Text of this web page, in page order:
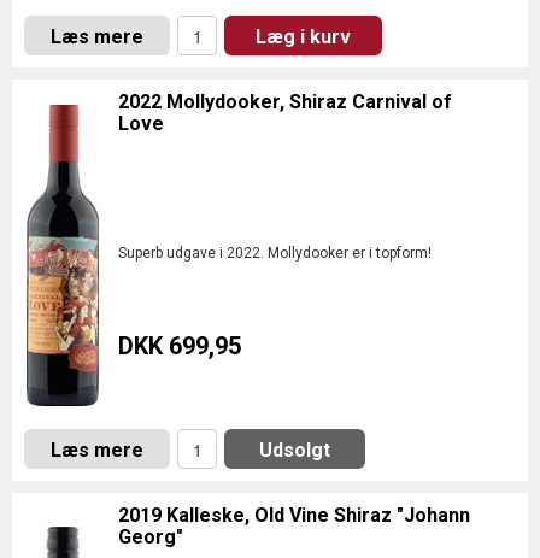
Læs mere Læg i kurv
2022 Mollydooker, Shiraz Carnival of
Love
Superb udgave i 2022. Mollydooker er i topform!
DKK 699,95
Læs mere Udsolgt
2019 Kalleske, Old Vine Shiraz "Johann
Georg"